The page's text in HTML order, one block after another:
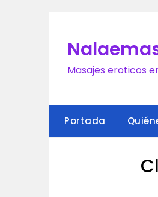
Masajes eroticos
Portada